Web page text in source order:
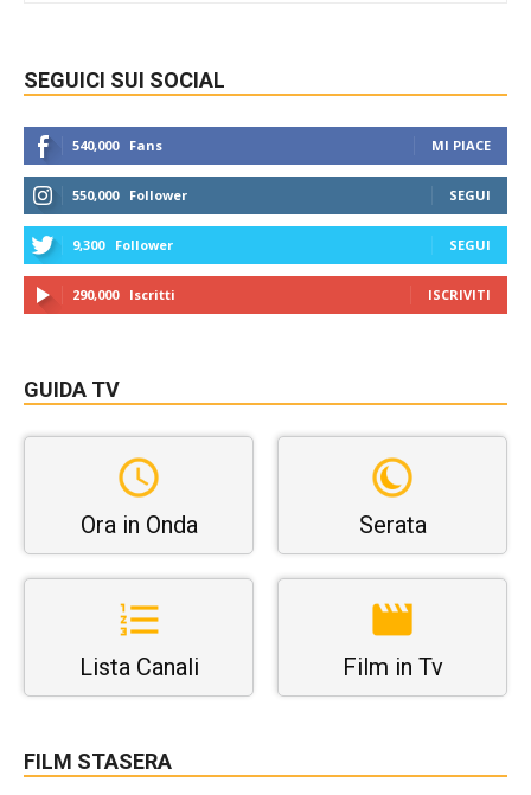
SEGUICI SUI SOCIAL
540,000 Fans MI PIACE
550,000 Follower SEGUI
9,300 Follower SEGUI
290,000 Iscritti ISCRIVITI
GUIDA TV
Ora in Onda Serata
Lista Canali Film in Tv
FILM STASERA